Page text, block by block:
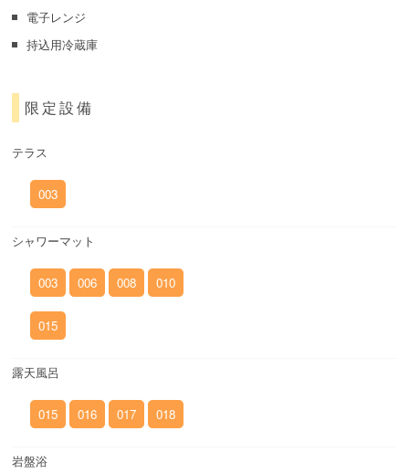
電子レンジ
持込用冷蔵庫
限定設備
テラス
003
シャワーマット
003 006 008 010
015
露天風呂
015 016 017 018
岩盤浴